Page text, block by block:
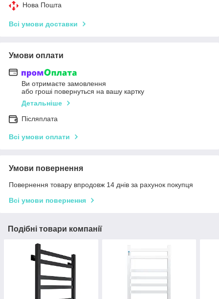
Нова Пошта
Всі умови доставки
Умови оплати
Ви отримаєте замовлення
або гроші повернуться на вашу картку
Детальніше
Післяплата
Всі умови оплати
Умови повернення
Повернення товару впродовж 14 днів за рахунок покупця
Всі умови повернення
Подібні товари компанії